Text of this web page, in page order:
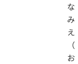
な
み
え
（
お